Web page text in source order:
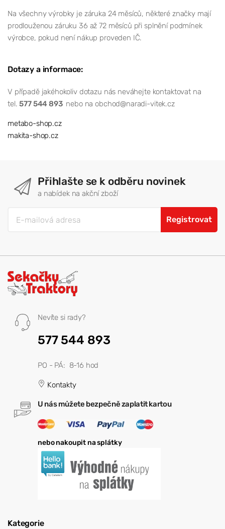
Na všechny výrobky je záruka 24 měsíců, některé značky mají
prodlouženou záruku 36 až 72 měsíců při splnění podmínek
výrobce, pokud není nákup proveden IČ.
Dotazy a informace:
V případě jakéhokoliv dotazu nás neváhejte kontaktovat na
tel.577 544 893 nebo na obchod@naradi-vitek.cz
metabo-shop.cz
makita-shop.cz
Přihlašte se k odběru novinek
a nabídek na akční zboží
Registrovat
Nevíte si rady?
577 544 893
PO - PÁ: 8-16 hod
Kontakty
U nás můžete bezpečně zaplatit kartou
nebo nakoupit na splátky
Kategorie